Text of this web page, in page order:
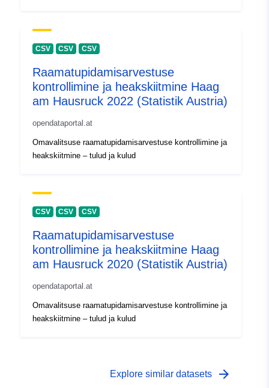
CSV CSV CSV
Raamatupidamisarvestuse
kontrollimine ja heakskiitmine Haag
am Hausruck 2022 (Statistik Austria)
opendataportal.at
Omavalitsuse raamatupidamisarvestuse kontrollimine ja
heakskiitmine – tulud ja kulud
CSV CSV CSV
Raamatupidamisarvestuse
kontrollimine ja heakskiitmine Haag
am Hausruck 2020 (Statistik Austria)
opendataportal.at
Omavalitsuse raamatupidamisarvestuse kontrollimine ja
heakskiitmine – tulud ja kulud
Explore similar datasets arrow_forward